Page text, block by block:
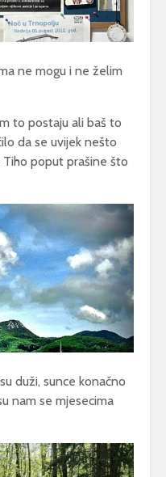
ne mogu i ne želim
to postaju ali baš to
da se uvijek nešto
poput prašine što
duži, sunce konačno
nam se mjesecima